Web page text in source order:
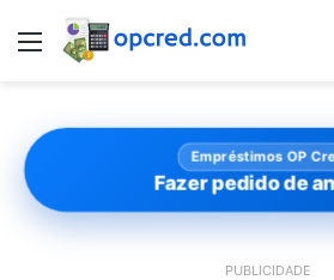
Menu
Empréstimos OP
Fazer pedido de
PUBLICIDADE